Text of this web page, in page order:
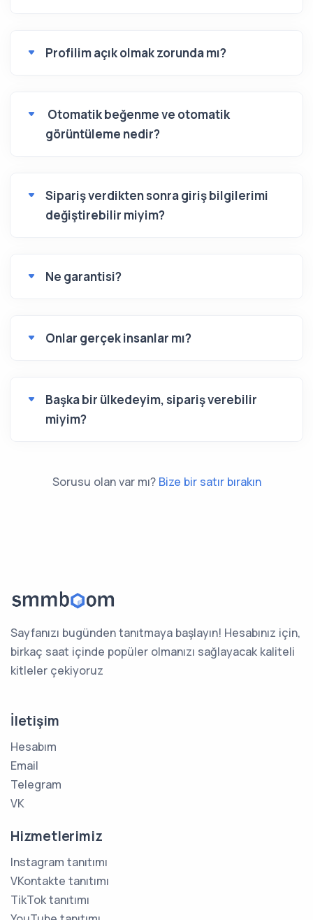
Profilim açık olmak zorunda mı?
Otomatik beğenme ve otomatik
görüntüleme nedir?
Sipariş verdikten sonra giriş bilgilerimi
değiştirebilir miyim?
Ne garantisi?
Onlar gerçek insanlar mı?
Başka bir ülkedeyim, sipariş verebilir
miyim?
Sorusu olan var mı? Bize bir satır bırakın
Sayfanızı bugünden tanıtmaya başlayın! Hesabınız için,
birkaç saat içinde popüler olmanızı sağlayacak kaliteli
kitleler çekiyoruz
İletişim
Hesabım
Email
Telegram
VK
Hizmetlerimiz
Instagram tanıtımı
VKontakte tanıtımı
TikTok tanıtımı